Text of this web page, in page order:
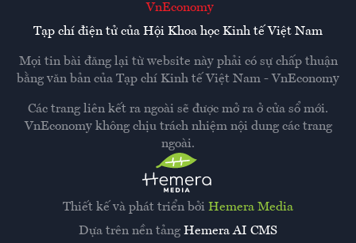
Thiết kế và phát triển bởi Hemera Media
Dựa trên nền tảng Hemera AI CMS
VnEconomy
Tạp chí điện tử của Hội Khoa học Kinh tế Việt Nam
Mọi tin bài đăng lại từ website này phải có sự chấp thuận
bằng văn bản của Tạp chí Kinh tế Việt Nam - VnEconomy
Các trang liên kết ra ngoài sẽ được mở ra ở cửa sổ mới.
VnEconomy không chịu trách nhiệm nội dung các trang
ngoài.